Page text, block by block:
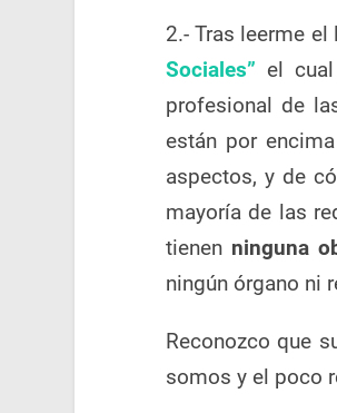
2.- Tras leerme
Sociales” el
profesional de
están por
aspectos, y de
mayoría de las
tienen ninguna
ningún órgano ni
Reconozco que
somos y el poco